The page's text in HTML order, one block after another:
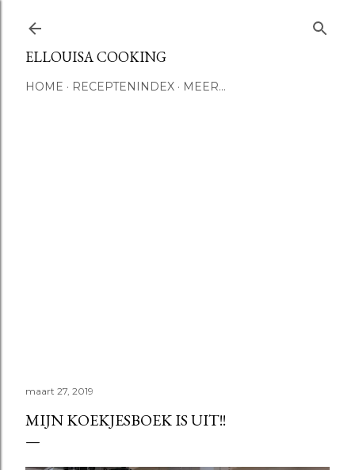
ELLOUISA COOKING
HOME RECEPTENINDEX MEER…
maart 27, 2019
MIJN KOEKJESBOEK IS UIT!!